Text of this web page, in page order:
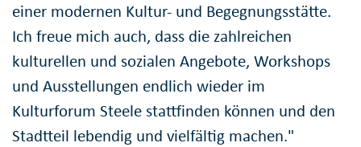
einer modernen Kultur- und Begegnungsstätte.
Ich freue mich auch, dass die zahlreichen
kulturellen und sozialen Angebote, Workshops
und Ausstellungen endlich wieder im
Kulturforum Steele stattfinden können und den
Stadtteil lebendig und vielfältig machen."